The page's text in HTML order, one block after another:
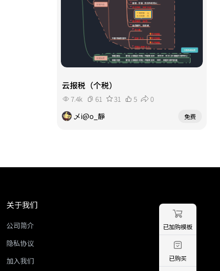
云报税（个税）
7.4k 61 31 5
0
乄i@o_靜
免费
已加购模板
已购买
关于我们
公司简介
隐私协议
加入我们